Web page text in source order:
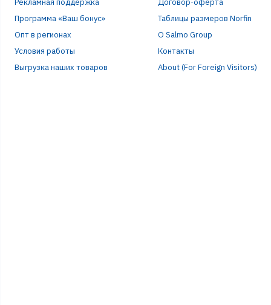
Рекламная поддержка
Программа «Ваш бонус»
Опт в регионах
Условия работы
Выгрузка наших товаров
Договор-оферта
Таблицы размеров Norfin
О Salmo Group
Контакты
About (For Foreign Visitors)